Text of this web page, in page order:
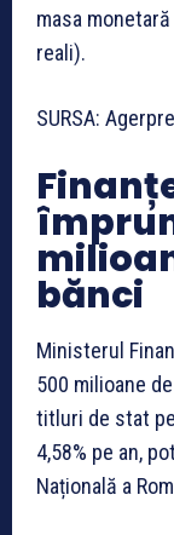
masa
reali).
SURSA:
bănci
Ministerul
500 milioane
titluri de stat
4,58% pe an,
Națională a